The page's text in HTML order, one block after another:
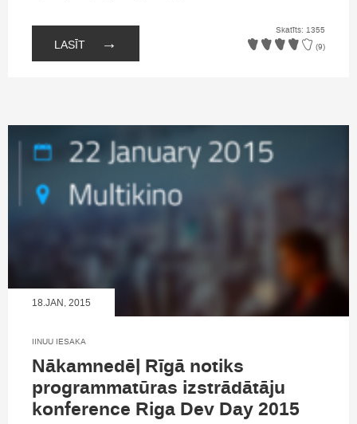
LASĪT →
Skatīts: 1355
(9)
18.JAN, 2015
IINUU IESAKA
Nākamnedēļ Rīgā notiks
programmatūras izstrādātāju
konference Riga Dev Day 2015